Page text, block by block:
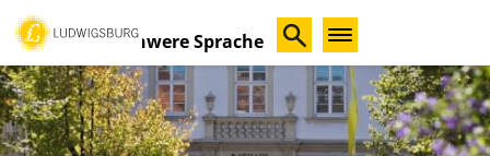
Schwere Sprache